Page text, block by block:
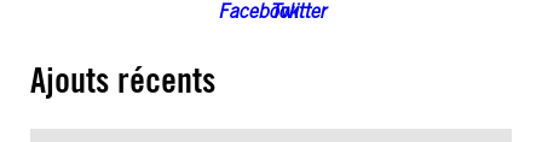
Ajouts récents